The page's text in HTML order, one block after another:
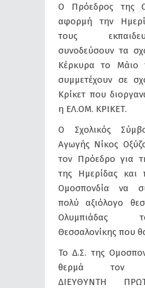
Ο Πρόεδρος της
αφορμή την
τους
συνοδεύσουν τα
Κέρκυρα το Μάιο
συμμετέχουν σε
Κρίκετ που
η ΕΛ.ΟΜ. ΚΡΙΚΕΤ.
Ο Σχολικός
Αγωγής Νίκος
τον Πρόεδρο για
της Ημερίδας και
Ομοσπονδία να
πολύ αξιόλογο
Ολυμπιάδας
Θεσσαλονίκης που
Το Δ.Σ. της
θερμά τον
ΔΙΕΥΘΥΝΤΗ